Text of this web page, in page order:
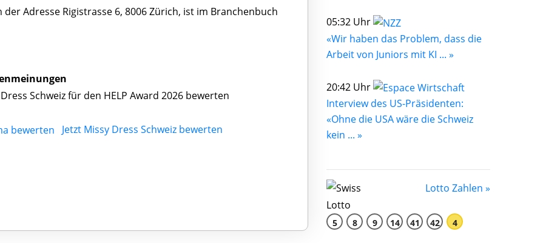
der Adresse Rigistrasse 6, 8006 Zürich, ist im Branchenbuch
Schweiz für den HELP Award 2026 bewerten
Jetzt Missy Dress Schweiz bewerten
05:32 Uhr
«Wir haben das Problem, dass die
Arbeit von Juniors mit KI ... »
20:42 Uhr
Interview des US-Präsidenten:
«Ohne die USA wäre die Schweiz
kein ... »
Lotto Zahlen »
5 8 9 14 41 42 4